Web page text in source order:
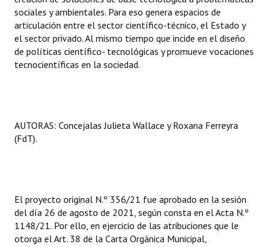
sociales y ambientales. Para eso genera espacios de
articulación entre el sector científico-técnico, el Estado y
el sector privado. Al mismo tiempo que incide en el diseño
de políticas científico- tecnológicas y promueve vocaciones
tecnocientíficas en la sociedad.
AUTORAS: Concejalas Julieta Wallace y Roxana Ferreyra
(FdT).
El proyecto original N.º 356/21 fue aprobado en la sesión
del día 26 de agosto de 2021, según consta en el Acta N.º
1148/21. Por ello, en ejercicio de las atribuciones que le
otorga el Art. 38 de la Carta Orgánica Municipal,